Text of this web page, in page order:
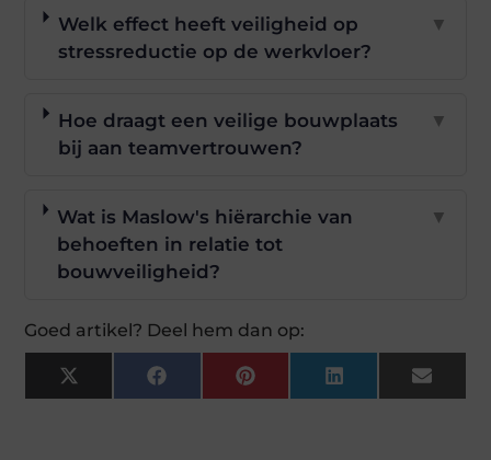
Welk effect heeft veiligheid op
stressreductie op de werkvloer?
▼
Hoe draagt een veilige bouwplaats
bij aan teamvertrouwen?
▼
Wat is Maslow's hiërarchie van
behoeften in relatie tot
bouwveiligheid?
▼
Goed artikel? Deel hem dan op:
X
(Twitter)
FacebookPinterestLinkedInEmail